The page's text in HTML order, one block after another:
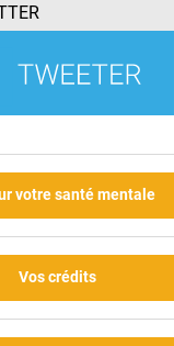
votre santé mentale
Vos crédits